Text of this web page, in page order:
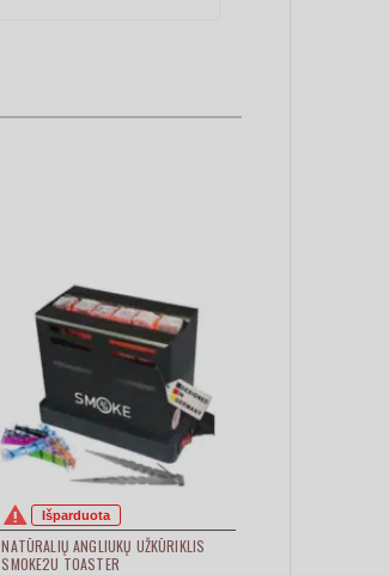
Išparduota
NATŪRALIŲ ANGLIUKŲ UŽKŪRIKLIS
SMOKE2U TOASTER